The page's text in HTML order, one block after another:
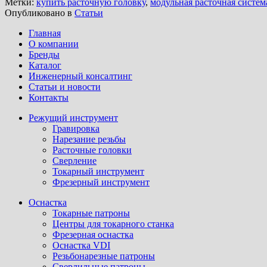
Опубликовано в Статьи
Главная
О компании
Бренды
Каталог
Инженерный консалтинг
Статьи и новости
Контакты
Режущий инструмент
Гравировка
Нарезание резьбы
Расточные головки
Сверление
Токарный инструмент
Фрезерный инструмент
Оснастка
Токарные патроны
Центры для токарного станка
Фрезерная оснастка
Оснастка VDI
Резьбонарезные патроны